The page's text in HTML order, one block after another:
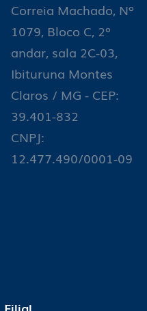
Correia Machado, Nº
1079, Bloco C, 2º
andar, sala 2C-03,
Ibituruna Montes
Claros / MG - CEP:
39.401-832
CNPJ:
12.477.490/0001-09